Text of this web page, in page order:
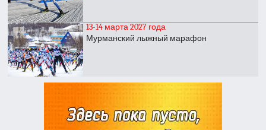
13-14 марта 2027 года
Мурманский лыжный марафон